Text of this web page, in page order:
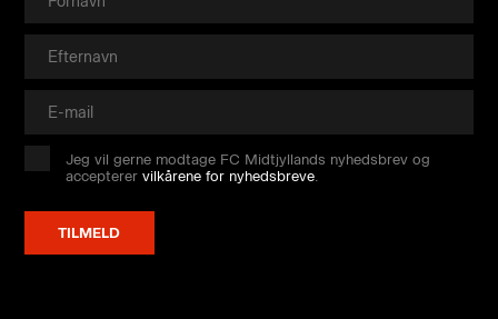
Jeg vil gerne modtage FC Midtjyllands nyhedsbrev og
accepterervilkårene for nyhedsbreve